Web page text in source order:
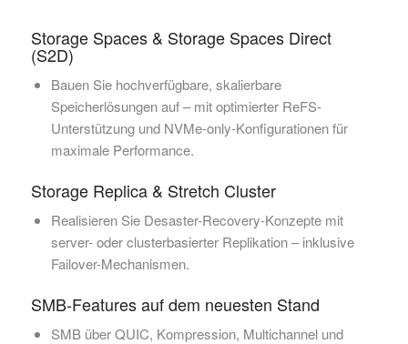
Storage Spaces & Storage Spaces Direct
(S2D)
Bauen Sie hochverfügbare, skalierbare
Speicherlösungen auf – mit optimierter ReFS-
Unterstützung und NVMe-only-Konfigurationen für
maximale Performance.
Storage Replica & Stretch Cluster
Realisieren Sie Desaster-Recovery-Konzepte mit
server- oder clusterbasierter Replikation – inklusive
Failover-Mechanismen.
SMB-Features auf dem neuesten Stand
SMB über QUIC, Kompression, Multichannel und